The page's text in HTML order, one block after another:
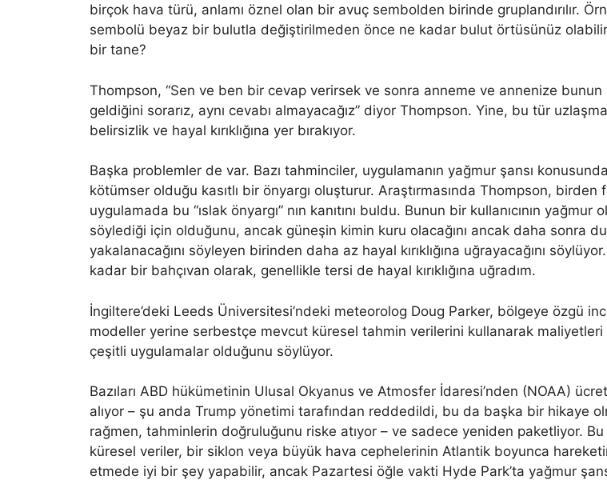
birçok hava türü, anlamı öznel olan bir avuç sembolden birinde gruplandırılır.
sembolü beyaz bir bulutla değiştirilmeden önce ne kadar bulut örtüsünüz
bir tane?
Thompson, “Sen ve ben bir cevap verirsek ve sonra anneme ve annenize bunun
geldiğini sorarız, aynı cevabı almayacağız” diyor Thompson. Yine, bu tür
belirsizlik ve hayal kırıklığına yer bırakıyor.
Başka problemler de var. Bazı tahminciler, uygulamanın yağmur şansı
kötümser olduğu kasıtlı bir önyargı oluşturur. Araştırmasında Thompson, birden
uygulamada bu “ıslak önyargı” nın kanıtını buldu. Bunun bir kullanıcının yağmur
söylediği için olduğunu, ancak güneşin kimin kuru olacağını ancak daha sonra
yakalanacağını söyleyen birinden daha az hayal kırıklığına uğrayacağını
kadar bir bahçıvan olarak, genellikle tersi de hayal kırıklığına uğradım.
İngiltere’deki Leeds Üniversitesi’ndeki meteorolog Doug Parker, bölgeye özgü
modeller yerine serbestçe mevcut küresel tahmin verilerini kullanarak
çeşitli uygulamalar olduğunu söylüyor.
Bazıları ABD hükümetinin Ulusal Okyanus ve Atmosfer İdaresi’nden (NOAA)
alıyor – şu anda Trump yönetimi tarafından reddedildi, bu da başka bir hikaye
rağmen, tahminlerin doğruluğunu riske atıyor – ve sadece yeniden paketliyor. Bu
küresel veriler, bir siklon veya büyük hava cephelerinin Atlantik boyunca
etmede iyi bir şey yapabilir, ancak Pazartesi öğle vakti Hyde Park’ta yağmur